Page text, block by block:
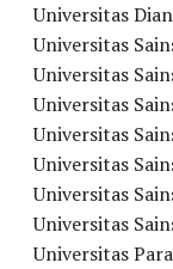
Universitas
Universitas
Universitas
Universitas
Universitas
Universitas
Universitas
Universitas
Universitas